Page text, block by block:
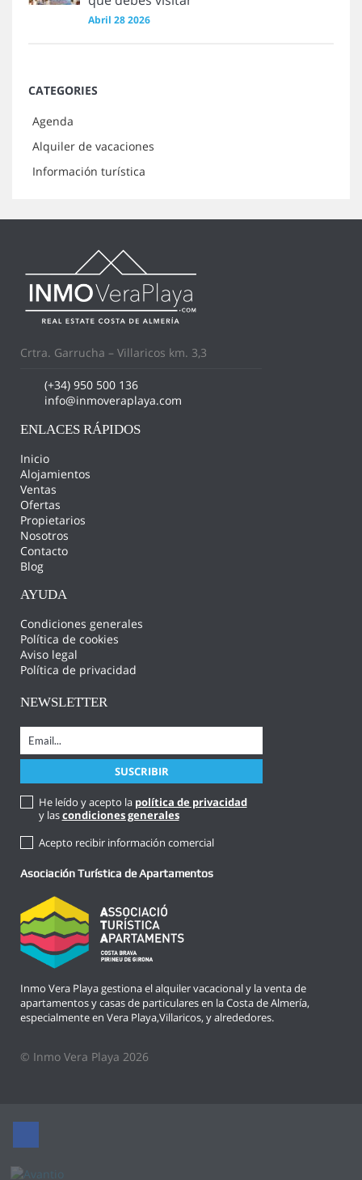
Abril 28 2026
CATEGORIES
Agenda
Alquiler de vacaciones
Información turística
Crtra. Garrucha – Villaricos km. 3,3
(+34) 950 500 136
info@inmoveraplaya.com
ENLACES RÁPIDOS
Inicio
Alojamientos
Ventas
Ofertas
Propietarios
Nosotros
Contacto
Blog
AYUDA
Condiciones generales
Política de cookies
Aviso legal
Política de privacidad
NEWSLETTER
He leído y acepto la política de privacidad
y lascondiciones generales
Acepto recibir información comercial
Asociación Turística de Apartamentos
Inmo Vera Playa gestiona el alquiler vacacional y la venta de
apartamentos y casas de particulares en la Costa de Almería,
especialmente en Vera Playa,Villaricos, y alrededores.
© Inmo Vera Playa 2026